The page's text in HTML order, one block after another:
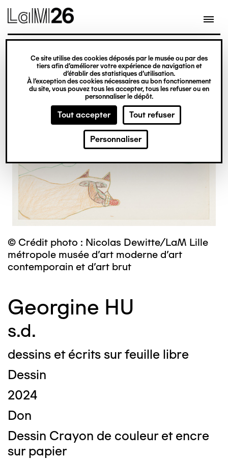
Gestion des cookies
Ce site utilise des cookies déposés par le musée ou par des
tiers afin d’améliorer votre expérience de navigation et
d’établir des statistiques d’utilisation.
À l’exception des cookies nécessaires au bon fonctionnement
du site, vous pouvez tous les accepter, tous les refuser ou en
personnaliser le dépôt.
Tout accepter Tout refuser
Personnaliser
contenu
© Crédit photo : Nicolas Dewitte/LaM Lille
métropole musée d’art moderne d’art
contemporain et d’art brut
Georgine HU
s.d.
dessins et écrits sur feuille libre
Dessin
2024
Don
Dessin Crayon de couleur et encre
sur papier